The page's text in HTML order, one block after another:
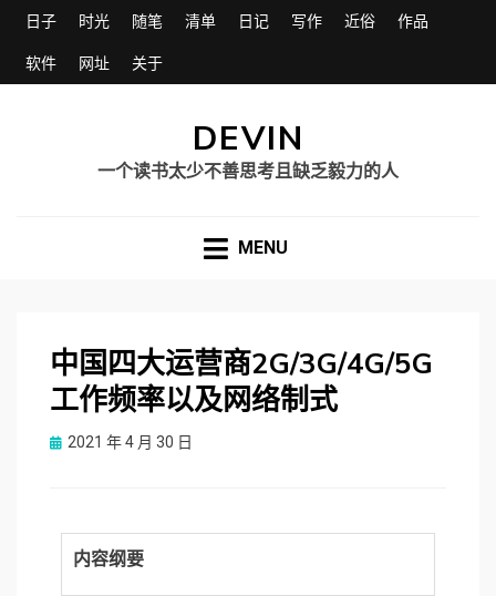
日子 时光 随笔 清单 日记 写作 近俗 作品
软件 网址 关于
DEVIN
一个读书太少不善思考且缺乏毅力的人
MENU
中国四大运营商2G/3G/4G/5G
工作频率以及网络制式
Posted
2021 年 4 月 30 日
内容纲要